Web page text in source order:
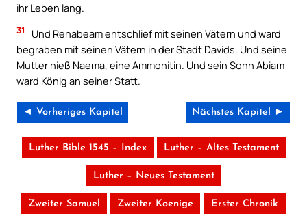
ihr Leben lang.
31
Und Rehabeam entschlief mit seinen Vätern und ward
begraben mit seinen Vätern in der Stadt Davids. Und seine
Mutter hieß Naema, eine Ammonitin. Und sein Sohn Abiam
ward König an seiner Statt.
◄ Vorheriges Kapitel Nächstes Kapitel ►
Luther Bible 1545 – Index Luther – Altes Testament
Luther – Neues Testament
Zweiter Samuel Zweiter Koenige Erster Chronik